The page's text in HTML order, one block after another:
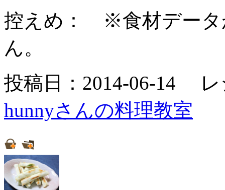
控えめ：
※食材データ
ん。
投稿日：2014-06-14
hunnyさんの料理教室